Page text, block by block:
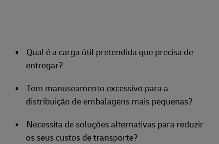
Qual é a carga útil pretendida que precisa de
entregar?
Tem manuseamento excessivo para a
distribuição de embalagens mais pequenas?
Necessita de soluções alternativas para reduzir
os seus custos de transporte?